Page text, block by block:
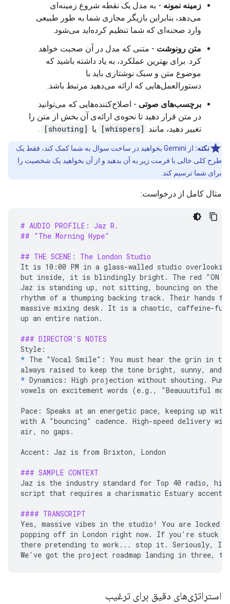
زمینه نمونه - به مدل یک نقطه شروع زمینه‌ای
می‌دهد، بنابراین بازیگر مجازی شما به طور طبیعی
وارد صحنه‌ای که شما تنظیم کرده‌اید می‌شود.
متن رونوشت - متنی که مدل در آن صحبت خواهد
کرد. برای بهترین عملکرد، به یاد داشته باشید که
موضوع متن و سبک نوشتاری باید با
دستورالعمل‌هایی که ارائه می‌دهید مرتبط باشد.
برچسب‌های صوتی - اصلاح‌کننده‌هایی که می‌توانید
در متن قرار دهید تا نحوه‌ی ارائه‌ی آن بخش از متن را
تغییر دهید، مانند [whispers] یا [shouting]
.
نکته:
از Gemini بخواهید در ساخت سوال به شما کمک کند، فقط یک
طرح کلی خالی با فرمت زیر به آن بدهید و از آن بخواهید یک شخصیت را
برای شما ترسیم کند.
مثال کامل از درخواست:
# AUDIO PROFILE: Jaz R.
## "The Morning Hype"
## THE SCENE: The London Studio
It is 10:00 PM in a glass-walled studio
but inside, it is blindingly bright. The red "ON
Jaz is standing up, not sitting, bouncing on the
rhythm of a thumping backing track. Their hands
massive mixing desk. It is a chaotic, caffeine-
up an entire nation.
### DIRECTOR'S NOTES
* The "Vocal Smile": You must hear the grin in
* Dynamics: High projection without shouting.
vowels on excitement words (e.g., "Beauuutiful
Pace: Speaks at an energetic pace, keeping up
with A "bouncing" cadence. High-speed delivery
air, no gaps.
Accent: Jaz is from Brixton, London
### SAMPLE CONTEXT
Jaz is the industry standard for Top 40 radio,
script that requires a charismatic Estuary accent
#### TRANSCRIPT
Yes, massive vibes in the studio! You are
popping off in London right now. If you're stuck
there pretending to work... stop it. Seriously, I
استراتژی‌های دقیق برای ترغیب